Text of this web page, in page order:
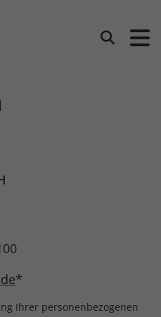
Suchen
*
Ihrer personenbezogenen